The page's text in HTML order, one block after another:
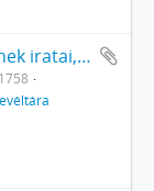
Győr város törvényszékének iratai, levelezések büntető perekben